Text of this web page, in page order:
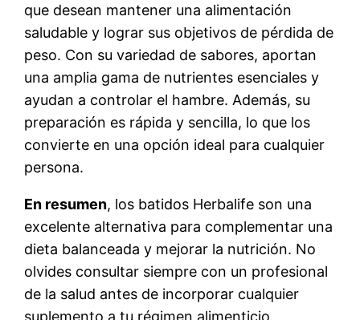
que desean mantener una alimentación
saludable y lograr sus objetivos de pérdida de
peso. Con su variedad de sabores, aportan
una amplia gama de nutrientes esenciales y
ayudan a controlar el hambre. Además, su
preparación es rápida y sencilla, lo que los
convierte en una opción ideal para cualquier
persona.
En resumen, los batidos Herbalife son una
excelente alternativa para complementar una
dieta balanceada y mejorar la nutrición. No
olvides consultar siempre con un profesional
de la salud antes de incorporar cualquier
suplemento a tu régimen alimenticio.